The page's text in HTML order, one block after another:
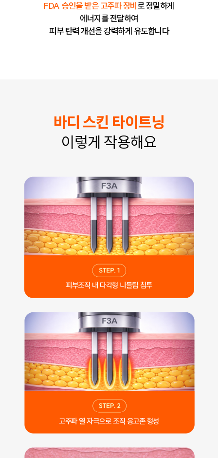
FDA 승인을 받은 고주파 장비 로 정밀하게
에너지를 전달하여
피부 탄력 개선을 강력하게 유도합니다
바디 스킨 타이트닝
이렇게 작용해요
피부조직 내 다각형 니들팁 침투
고주파 열 자극으로 조직 응고존 형성